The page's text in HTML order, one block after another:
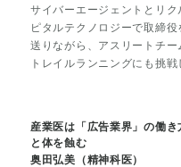
サイバーエージェントとリ
ピタルテクノロジーで取締
送りながら、アスリートチ
トレイルランニングにも挑
産業医は「広告業界」の働
と体を蝕む
奥田弘美（精神科医）